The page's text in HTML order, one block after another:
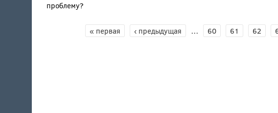
проблему?
СТРАНИЦЫ
« первая ‹ предыдущая … 60 61 62